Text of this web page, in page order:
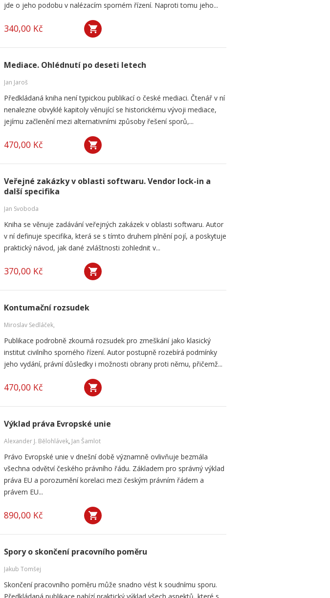
jde o jeho podobu v nalézacím sporném řízení. Naproti tomu jeho...
340,00 Kč
Mediace. Ohlédnutí po deseti letech
Jan Jaroš
Předkládaná kniha není typickou publikací o české mediaci. Čtenář v ní
nenalezne obvyklé kapitoly věnující se historickému vývoji mediace,
jejímu začlenění mezi alternativními způsoby řešení sporů,...
470,00 Kč
Veřejné zakázky v oblasti softwaru. Vendor lock-in a
další specifika
Jan Svoboda
Kniha se věnuje zadávání veřejných zakázek v oblasti softwaru. Autor
v ní definuje specifika, která se s tímto druhem plnění pojí, a poskytuje
praktický návod, jak dané zvláštnosti zohlednit v...
370,00 Kč
Kontumační rozsudek
Miroslav Sedláček,
Publikace podrobně zkoumá rozsudek pro zmeškání jako klasický
institut civilního sporného řízení. Autor postupně rozebírá podmínky
jeho vydání, právní důsledky i možnosti obrany proti němu, přičemž...
470,00 Kč
Výklad práva Evropské unie
Alexander J. Bělohlávek, Jan Šamlot
Právo Evropské unie v dnešní době významně ovlivňuje bezmála
všechna odvětví českého právního řádu. Základem pro správný výklad
práva EU a porozumění korelaci mezi českým právním řádem a
právem EU...
890,00 Kč
Spory o skončení pracovního poměru
Jakub Tomšej
Skončení pracovního poměru může snadno vést k soudnímu sporu.